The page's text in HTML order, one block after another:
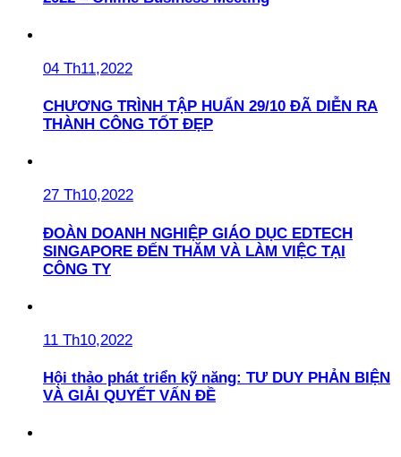
04 Th11,2022
CHƯƠNG TRÌNH TẬP HUẤN 29/10 ĐÃ DIỄN RA
THÀNH CÔNG TỐT ĐẸP
27 Th10,2022
ĐOÀN DOANH NGHIỆP GIÁO DỤC EDTECH
SINGAPORE ĐẾN THĂM VÀ LÀM VIỆC TẠI
CÔNG TY
11 Th10,2022
Hội thảo phát triển kỹ năng: TƯ DUY PHẢN BIỆN
VÀ GIẢI QUYẾT VẤN ĐỀ